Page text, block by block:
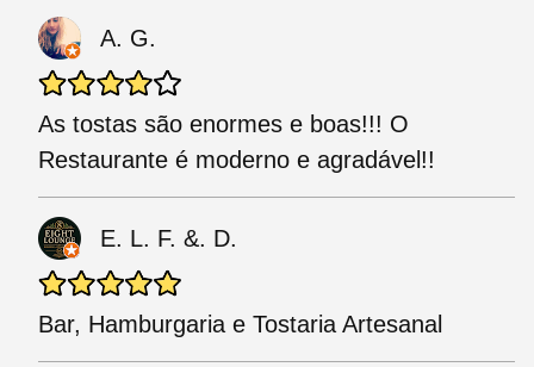
A. G.
As tostas são enormes e boas!!! O
Restaurante é moderno e agradável!!
E. L. F. &. D.
Bar, Hamburgaria e Tostaria Artesanal